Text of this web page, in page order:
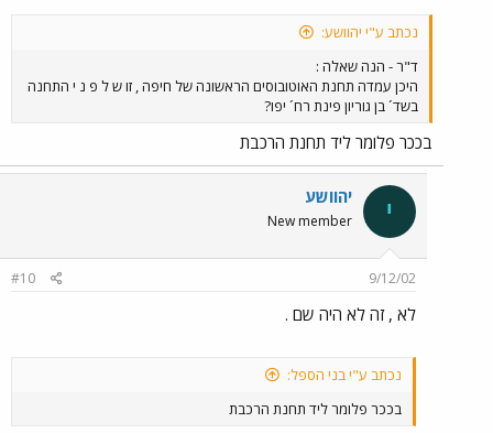
נכתב ע"י יהוושע:
ד"ר - הנה שאלה :
היכן עמדה תחנת האוטובוסים הראשונה של חיפה , זו ש ל פ נ י התחנה
בשד´ בן גוריון פינת רח´ יפו?
בככר פלומר ליד תחנת הרכבת
י יהוושע
New member
9/12/02
#10
לא , זה לא היה שם .
נכתב ע"י בני הספל:
בככר פלומר ליד תחנת הרכבת